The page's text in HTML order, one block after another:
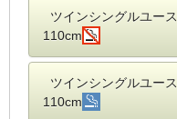
ツインシングルユ
110cm
ツインシングルユ
110cm